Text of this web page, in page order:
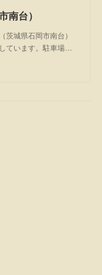
南台）
茨城県石岡市南台）
ています。駐車場…